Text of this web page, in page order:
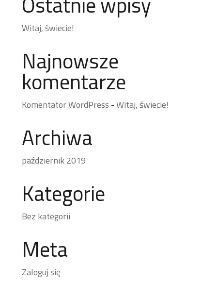
Witaj, świecie!
Najnowsze
komentarze
Komentator WordPress -Witaj, świecie!
Archiwa
październik 2019
Kategorie
Bez kategorii
Meta
Zaloguj się